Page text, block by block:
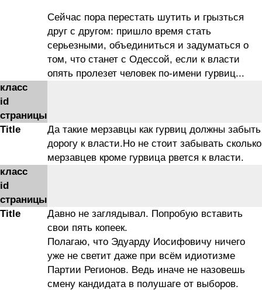
Сейчас пора перестать шутить и грызться
друг с другом: пришло время стать
серьезными, объединиться и задуматься о
том, что станет с Одессой, если к власти
опять пролезет человек по-имени гурвиц...
класс
id
страницы
Title
Да такие мерзавцы как гурвиц должны забыть
дорогу к власти.Но не стоит забывать сколько
мерзавцев кроме гурвица рвется к власти.
класс
id
страницы
Title
Давно не заглядывал. Попробую вставить
свои пять копеек.
Полагаю, что Эдуарду Иосифовичу ничего
уже не светит даже при всём идиотизме
Партии Регионов. Ведь иначе не назовешь
смену кандидата в полушаге от выборов.